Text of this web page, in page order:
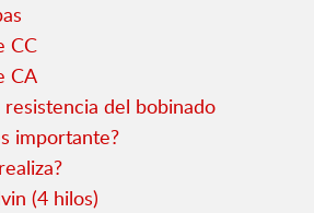
CC
CA
del bobinado
importante?
(4 hilos)